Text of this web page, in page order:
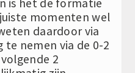
is het de formatie
momenten wel
daardoor via
te nemen via de 0-2
2